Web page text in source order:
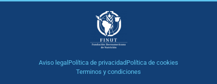
Aviso legal Política de privacidadPolítica de cookies
Terminos y condiciones